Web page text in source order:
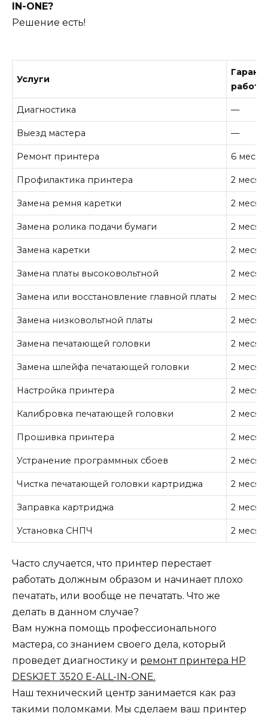
IN-ONE?
Решение есть!
Услуги
работу
Диагностика —
Выезд мастера —
Ремонт принтера 6
Профилактика принтера 2
Замена ремня каретки 2
Замена ролика подачи бумаги 2
Замена каретки 2
Замена платы высоковольтной 2
Замена или восстановление главной платы 2
Замена низковольтной платы 2
Замена печатающей головки 2
Замена шлейфа печатающей головки 2
Настройка принтера 2
Калибровка печатающей головки 2
Прошивка принтера 2
Устранение программных сбоев 2
Чистка печатающей головки картриджа 2
Заправка картриджа 2
Установка СНПЧ 2
Часто случается, что принтер перестает
работать должным образом и начинает плохо
печатать, или вообще не печатать. Что же
делать в данном случае?
Вам нужна помощь профессионального
мастера, со знанием своего дела, который
проведет диагностику и ремонт принтера HP
DESKJET 3520 E-ALL-IN-ONE.
Наш технический центр занимается как раз
такими поломками. Мы сделаем ваш принтер